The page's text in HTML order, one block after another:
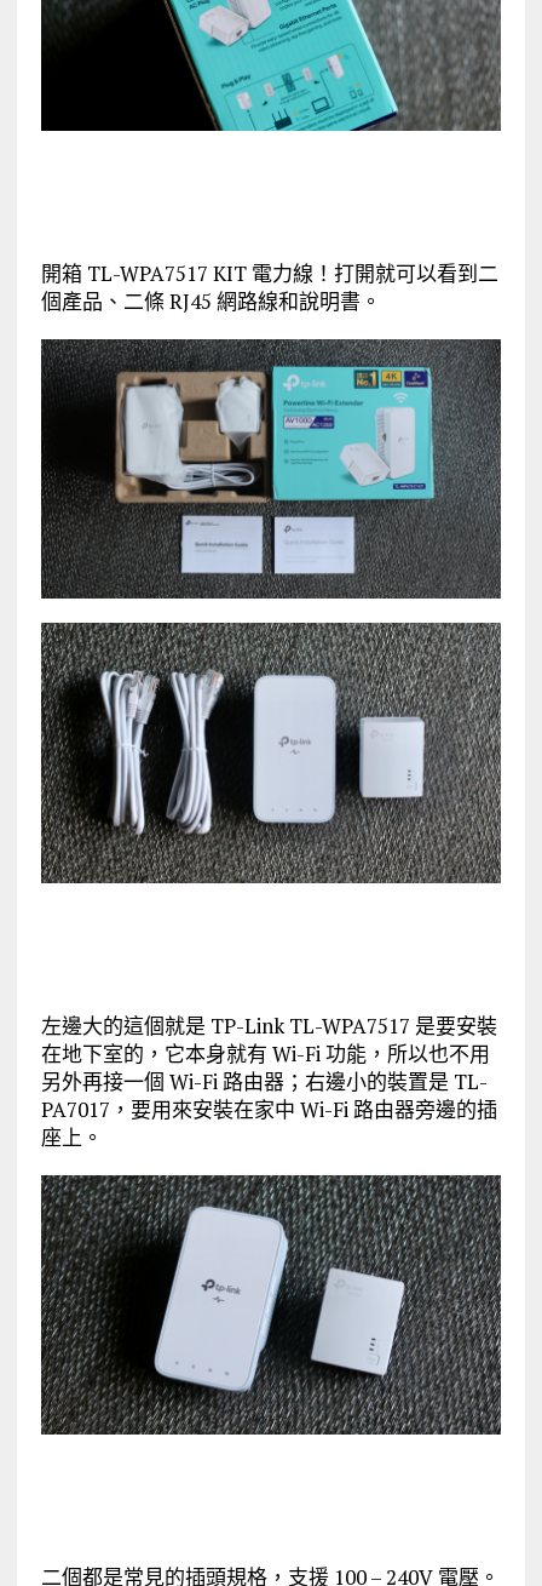
開箱 TL-WPA7517 KIT 電力線！打開就可以看到二
個產品、二條 RJ45 網路線和說明書。
左邊大的這個就是 TP-Link TL-WPA7517 是要安裝
在地下室的，它本身就有 Wi-Fi 功能，所以也不用
另外再接一個 Wi-Fi 路由器；右邊小的裝置是 TL-
PA7017，要用來安裝在家中 Wi-Fi 路由器旁邊的插
座上。
二個都是常見的插頭規格，支援 100 – 240V 電壓。